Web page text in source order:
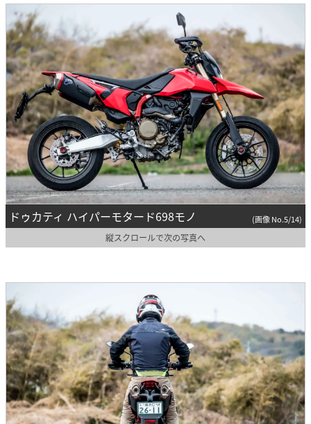
ドゥカティ ハイパーモタード698モノ (画像 No.5/14)
縦スクロールで次の写真へ